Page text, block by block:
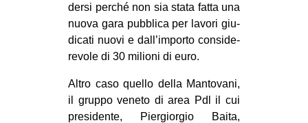
dersi per­ché non sia stata fatta una
nuova gara pub­blica per lavori giu­
di­cati nuovi e dall’importo con­si­de­
re­vole di 30 milioni di euro.
Altro caso quello della Man­to­vani,
il gruppo veneto di area Pdl il cui
pre­si­dente, Pier­gior­gio Baita,